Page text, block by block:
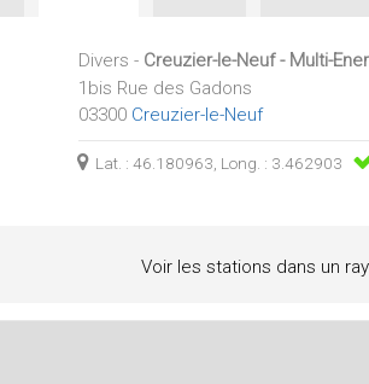
Divers - Creuzier-le-Neuf - Multi-
1bis Rue des Gadons
03300 Creuzier-le-Neuf
Lat. : 46.180963, Long. : 3.462903
Voir les stations dans un